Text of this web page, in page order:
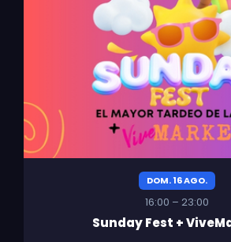
DOM. 16 AGO.
16:00 – 23:00
Sunday Fest +